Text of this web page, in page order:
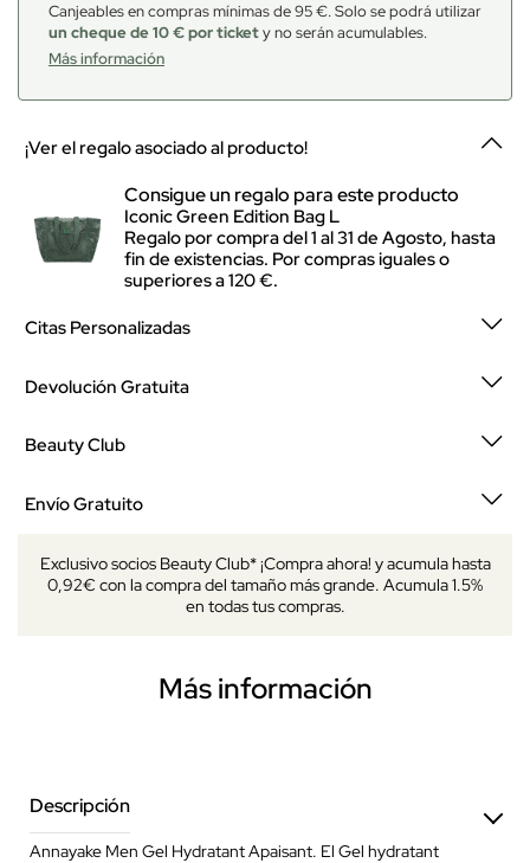
Canjeables en compras mínimas de 95 €. Solo se podrá utilizar
un cheque de 10 € por tickety no serán acumulables.
Más información
¡Ver el regalo asociado al producto!
Consigue un regalo para este producto
Iconic Green Edition Bag L
Regalo por compra del 1 al 31 de Agosto, hasta
fin de existencias. Por compras iguales o
superiores a 120 €.
Citas Personalizadas
Devolución Gratuita
Beauty Club
Envío Gratuito
Exclusivo socios Beauty Club* ¡Compra ahora! y acumula hasta
0,92€ con la compra del tamaño más grande. Acumula 1.5%
en todas tus compras.
Más información
Descripción
Annayake Men Gel Hydratant Apaisant. El Gel hydratant